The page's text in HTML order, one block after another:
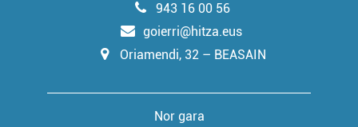
943 16 00 56
goierri@hitza.eus
Oriamendi, 32 – BEASAIN
Nor gara